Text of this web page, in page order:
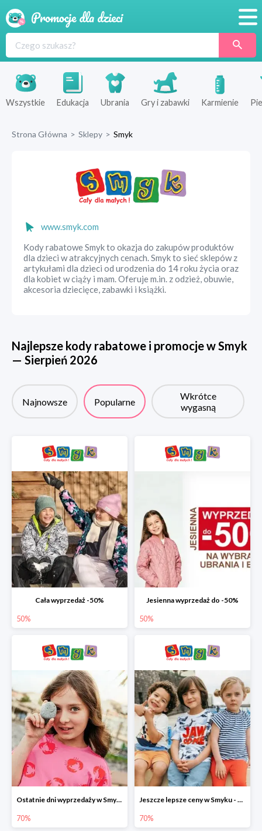
Produkty
Sklepy
Wszystkie Edukacja Ubrania Gry i zabawki Karmienie
Strona Główna > Sklepy > Smyk
www.smyk.com
Kody rabatowe Smyk to okazja do zakupów produktów
dla dzieci w atrakcyjnych cenach. Smyk to sieć sklepów z
artykułami dla dzieci od urodzenia do 14 roku życia oraz
dla kobiet w ciąży i mam. Oferuje m.in. z odzież, obuwie,
akcesoria dziecięce, zabawki i książki.
Najlepsze kody rabatowe i promocje wSmyk
— Sierpień 2026
Najnowsze Popularne
Wkrótce
wygasną
Cała wyprzedaż -50%
50%
Jesienna wyprzedaż do -50%
50%
Ostatnie dni wyprzedaży w Smyku - ubrania i buty do -70%
70%
Jeszcze lepsze ceny w Smyku - ubrania i buty do -70%
70%